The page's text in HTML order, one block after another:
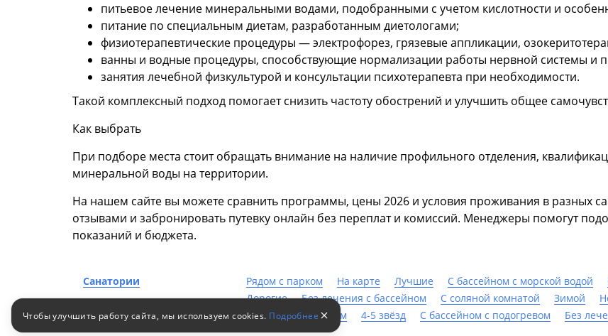
питьевое лечение минеральными водами, подобранными с учетом кислотности и
питание по специальным диетам, разработанным диетологами;
физиотерапевтические процедуры — электрофорез, грязевые аппликации,
ванны и водные процедуры, способствующие нормализации работы нервной системы и
занятия лечебной физкультурой и консультации психотерапевта при необходимости.
Такой комплексный подход помогает снизить частоту обострений и улучшить общее
Как выбрать
При подборе места стоит обращать внимание на наличие профильного отделения,
минеральной воды на территории.
На нашем сайте вы можете сравнить программы, цены 2026 и условия проживания в разных
отзывами и забронировать путевку онлайн без переплат и комиссий. Менеджеры помогут
показаний и бюджета.
Санатории Рядом с парком На карте Лучшие С бассейном с морской водой
Дорогие
Без лечения с бассейном С соляной комнатой Зимой
Со шведским столом
4-5 звёзд С бассейном с подогревом Без
Чтобы улучшить работу сайта, мы используем cookies. Подробнее